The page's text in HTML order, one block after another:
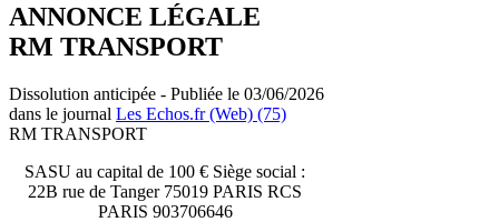
ANNONCE LÉGALE
RM TRANSPORT
Dissolution anticipée - Publiée le 03/06/2026
dans le journal Les Echos.fr (Web) (75)
RM TRANSPORT
SASU au capital de 100 € Siège social :
22B rue de Tanger 75019 PARIS RCS
PARIS 903706646